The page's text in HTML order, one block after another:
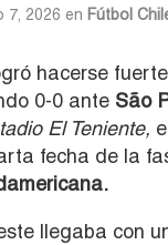
7, 2026 en Fútbol
hacerse
0-0 ante São
El Teniente,
fecha de la
llegaba con